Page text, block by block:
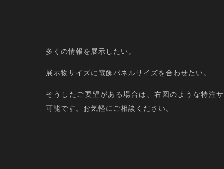
多くの情報を展示したい。
展示物サイズに電飾パネルサイズを合わせたい。
そうしたご要望がある場合は、右図のような特注
可能です。お気軽にご相談ください。